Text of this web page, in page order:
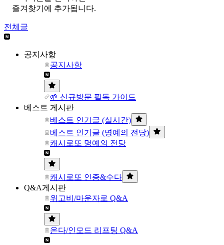
즐겨찾기에 추가됩니다.
전체글
공지사항
공지사항
🌱 신규방문 필독 가이드
베스트 게시판
베스트 인기글 (실시간)
베스트 인기글 (명예의 전당)
캐시로또 명예의 전당
캐시로또 인증&수다
Q&A게시판
위고비/마운자로 Q&A
온다/인모드 리프팅 Q&A